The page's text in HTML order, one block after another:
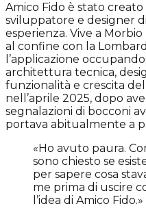
Amico Fido è stato
sviluppatore e designer
esperienza. Vive a
al confine con la
l’applicazione
architettura tecnica,
funzionalità e crescita
nell’aprile 2025, dopo
segnalazioni di bocconi
portava abitualmente a
«Ho avuto paura.
sono chiesto se
per sapere cosa
me prima di uscire
l’idea di Amico Fido.»